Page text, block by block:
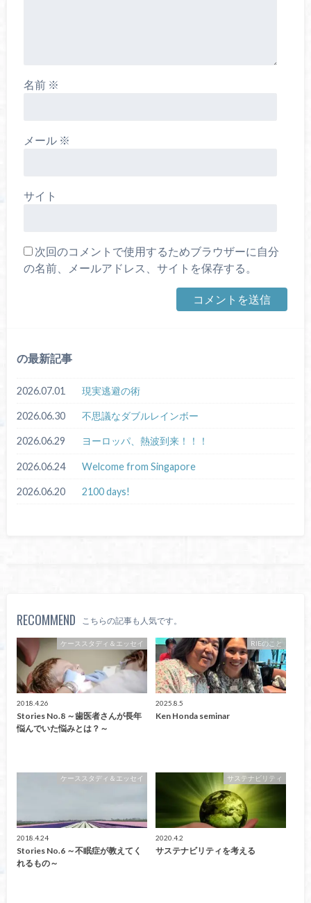
名前 ※
メール ※
サイト
次回のコメントで使用するためブラウザーに自分
の名前、メールアドレス、サイトを保存する。
の最新記事
2026.07.01 現実逃避の術
2026.06.30 不思議なダブルレインボー
2026.06.29 ヨーロッパ、熱波到来！！！
2026.06.24 Welcome from Singapore
2026.06.20 2100 days!
RECOMMEND こちらの記事も人気です。
ケーススタディ＆エッセイ
2018.4.26
Stories No.8 ～歯医者さんが長年
悩んでいた悩みとは？～
RIEのこと
2025.8.5
Ken Honda seminar
ケーススタディ＆エッセイ
2018.4.24
Stories No.6 ～不眠症が教えてく
れるもの～
サステナビリティ
2020.4.2
サステナビリティを考える